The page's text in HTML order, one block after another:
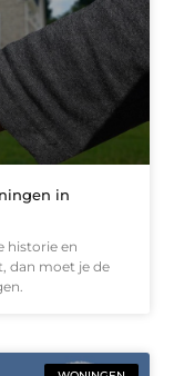
in
historie en
dan moet je de